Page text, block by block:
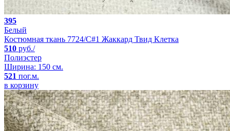
395
Белый
Костюмная ткань 7724/C#1 Жаккард Твид Клетка
510 руб./
Полиэстер
Ширина: 150 см.
521 пог.м.
в корзину